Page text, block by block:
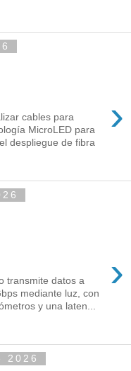
›
cables para
MicroLED para
despliegue de fibra
›
transmite datos a
mediante luz, con
y una laten...
2026